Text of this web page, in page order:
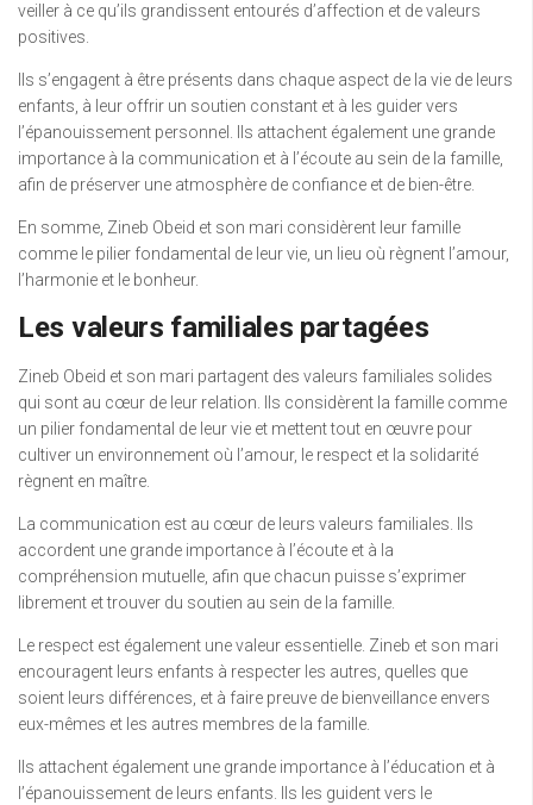
veiller à ce qu’ils grandissent entourés d’affection et de valeurs
positives.
Ils s’engagent à être présents dans chaque aspect de la vie de leurs
enfants, à leur offrir un soutien constant et à les guider vers
l’épanouissement personnel. Ils attachent également une grande
importance à la communication et à l’écoute au sein de la famille,
afin de préserver une atmosphère de confiance et de bien-être.
En somme, Zineb Obeid et son mari considèrent leur famille
comme le pilier fondamental de leur vie, un lieu où règnent l’amour,
l’harmonie et le bonheur.
Les valeurs familiales partagées
Zineb Obeid et son mari partagent des valeurs familiales solides
qui sont au cœur de leur relation. Ils considèrent la famille comme
un pilier fondamental de leur vie et mettent tout en œuvre pour
cultiver un environnement où l’amour, le respect et la solidarité
règnent en maître.
La communication est au cœur de leurs valeurs familiales. Ils
accordent une grande importance à l’écoute et à la
compréhension mutuelle, afin que chacun puisse s’exprimer
librement et trouver du soutien au sein de la famille.
Le respect est également une valeur essentielle. Zineb et son mari
encouragent leurs enfants à respecter les autres, quelles que
soient leurs différences, et à faire preuve de bienveillance envers
eux-mêmes et les autres membres de la famille.
Ils attachent également une grande importance à l’éducation et à
l’épanouissement de leurs enfants. Ils les guident vers le